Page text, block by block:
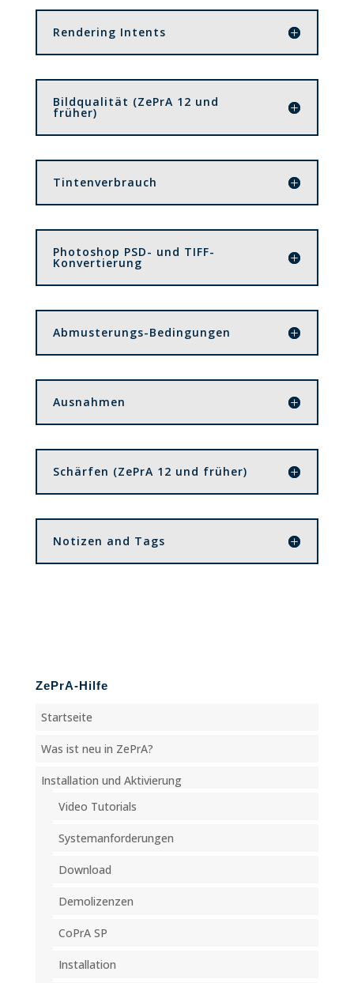
Rendering Intents
Bildqualität (ZePrA 12 und
früher)
Tintenverbrauch
Photoshop PSD- und TIFF-
Konvertierung
Abmusterungs-Bedingungen
Ausnahmen
Schärfen (ZePrA 12 und früher)
Notizen and Tags
ZePrA-Hilfe
Startseite
Was ist neu in ZePrA?
Installation und Aktivierung
Video Tutorials
Systemanforderungen
Download
Demolizenzen
CoPrA SP
Installation